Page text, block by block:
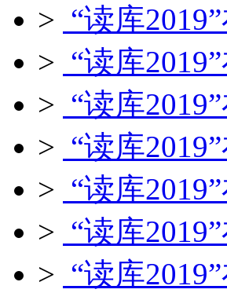
> “读库
> “读库
> “读库
> “读库
> “读库
> “读库
> “读库